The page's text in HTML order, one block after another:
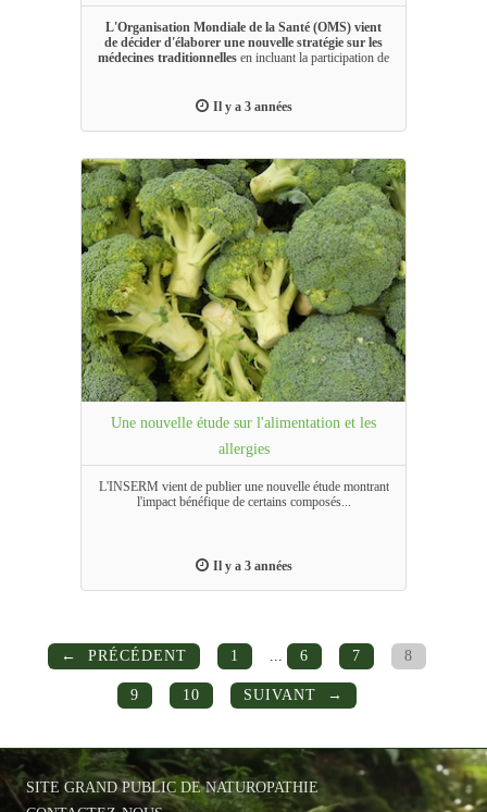
L'Organisation Mondiale de la Santé (OMS) vient
de décider d'élaborer une nouvelle stratégie sur les
médecines traditionnelles en incluant la participation de
Il y a 3 années
Une nouvelle étude sur l'alimentation et les
allergies
L'INSERM vient de publier une nouvelle étude montrant
l'impact bénéfique de certains composés...
Il y a 3 années
PRÉCÉDENT 1 ... 6 7 8
9 10 SUIVANT
SITE GRAND PUBLIC DE NATUROPATHIE